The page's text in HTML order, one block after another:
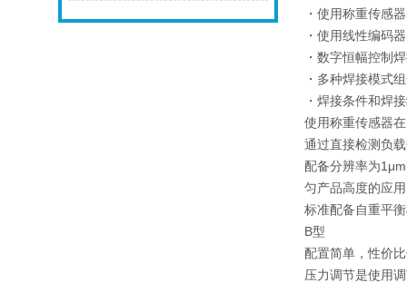
・使用称重传感
・使用线性编码
・数字恒幅控制
・多种焊接模式
・焊接条件和焊
使用称重传感器
通过直接检测负
配备分辨率为
匀产品高度的应
标准配备自重平
B型
配置简单，性价
压力调节是使用